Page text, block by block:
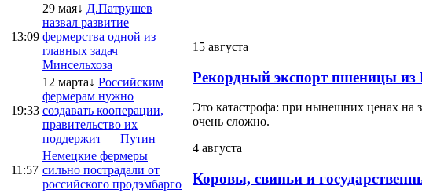
13:09
29 мая↓ Д.Патрушев
назвал развитие
фермерства одной из
главных задач
Минсельхоза
19:33
12 марта↓ Российским
фермерам нужно
создавать кооперации,
правительство их
поддержит — Путин
11:57
Немецкие фермеры
сильно пострадали от
российского продэмбарго
15 августа
Рекордный экспорт пшеницы из
Это катастрофа: при нынешних ценах на
очень сложно.
4 августа
Коровы, свиньи и